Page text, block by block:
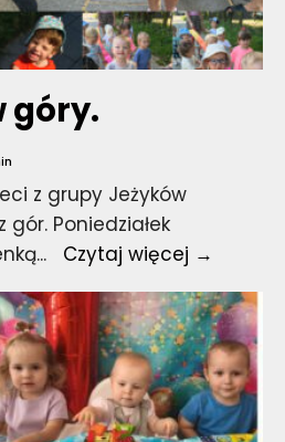
góry.
z grupy Jeżyków
gór. Poniedziałek
... Czytaj więcej →
góry.